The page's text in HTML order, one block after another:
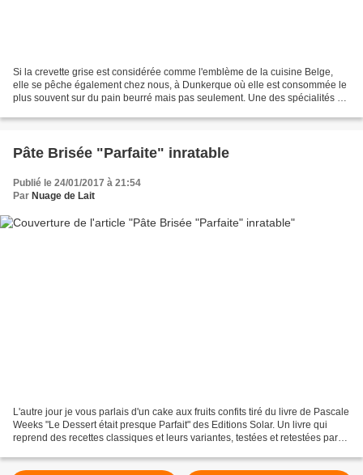
Si la crevette grise est considérée comme l'emblème de la cuisine Belge,
elle se pêche également chez nous, à Dunkerque où elle est consommée le
plus souvent sur du pain beurré mais pas seulement. Une des spécialités de
Pâte Brisée "Parfaite" inratable
Publié le 24/01/2017 à 21:54
Par Nuage de Lait
L'autre jour je vous parlais d'un cake aux fruits confits tiré du livre de Pascale
Weeks "Le Dessert était presque Parfait" des Editions Solar. Un livre qui
reprend des recettes classiques et leurs variantes, testées et retestées par